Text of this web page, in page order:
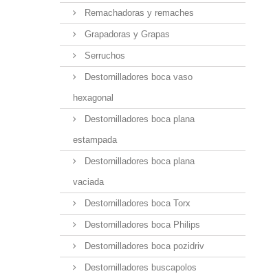
Remachadoras y remaches
Grapadoras y Grapas
Serruchos
Destornilladores boca vaso
hexagonal
Destornilladores boca plana
estampada
Destornilladores boca plana
vaciada
Destornilladores boca Torx
Destornilladores boca Philips
Destornilladores boca pozidriv
Destornilladores buscapolos